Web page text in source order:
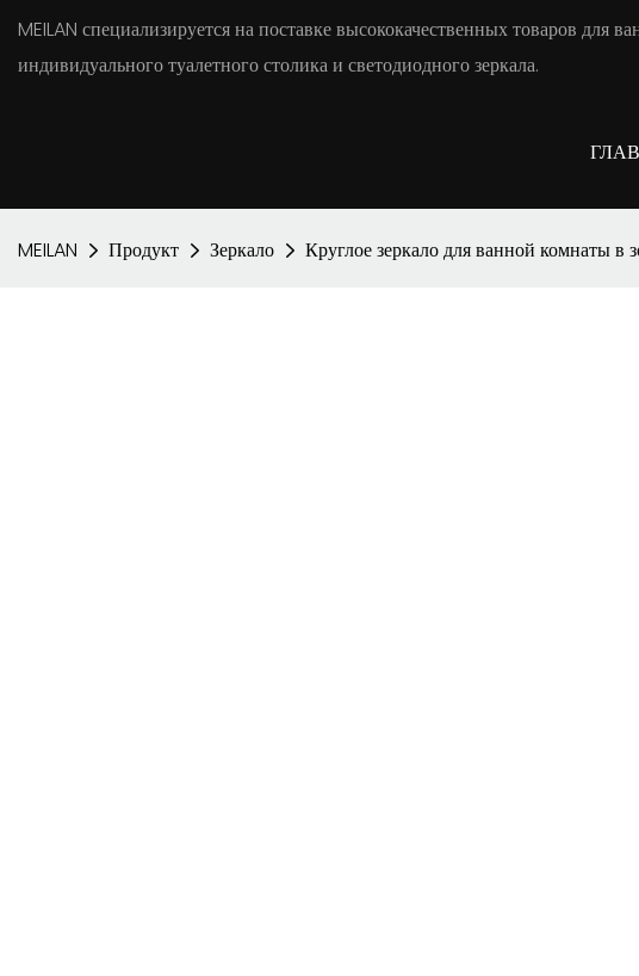
MEILAN специализируется на поставке высококачественных товаров для
индивидуального туалетного столика и светодиодного зеркала.
MEILAN Продукт Зеркало Круглое зеркало для ванной комнаты в